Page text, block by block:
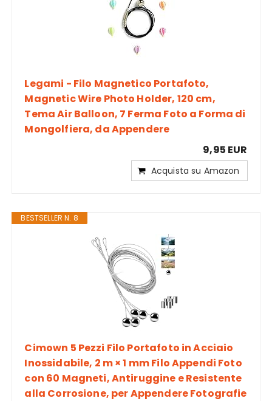
Legami - Filo Magnetico Portafoto,
Magnetic Wire Photo Holder, 120 cm,
Tema Air Balloon, 7 Ferma Foto a Forma di
Mongolfiera, da Appendere
9,95 EUR
Acquista su Amazon
BESTSELLER N. 8
Cimown 5 Pezzi Filo Portafoto in Acciaio
Inossidabile, 2 m × 1 mm Filo Appendi Foto
con 60 Magneti, Antiruggine e Resistente
alla Corrosione, per Appendere Fotografie